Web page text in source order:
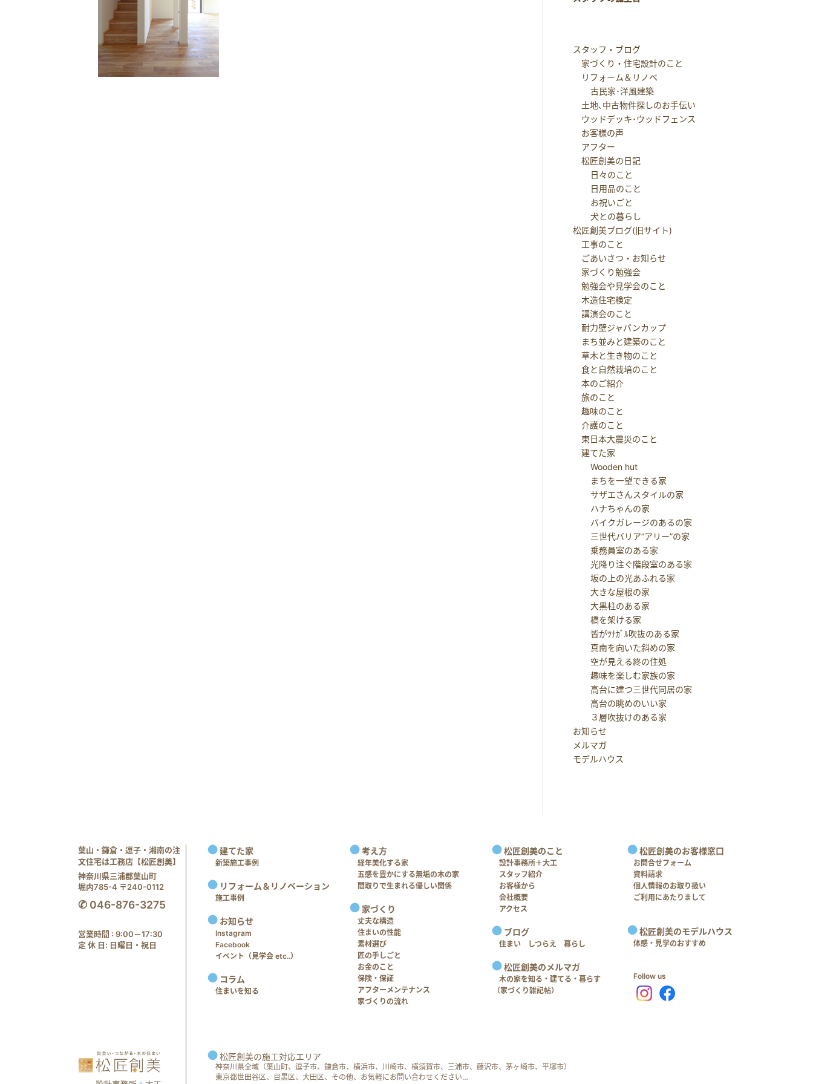
スタッフ・ブログ
家づくり・住宅設計のこと
リフォーム＆リノベ
古民家･洋風建築
土地､中古物件探しのお手伝い
ウッドデッキ･ウッドフェンス
お客様の声
アフター
松匠創美の日記
日々のこと
日用品のこと
お祝いごと
犬との暮らし
松匠創美ブログ(旧サイト)
工事のこと
ごあいさつ・お知らせ
家づくり勉強会
勉強会や見学会のこと
木造住宅検定
講演会のこと
耐力壁ジャパンカップ
まち並みと建築のこと
草木と生き物のこと
食と自然栽培のこと
本のご紹介
旅のこと
趣味のこと
介護のこと
東日本大震災のこと
建てた家
Wooden hut
まちを一望できる家
サザエさんスタイルの家
ハナちゃんの家
バイクガレージのあるの家
三世代バリア”アリー”の家
乗務員室のある家
光降り注ぐ階段室のある家
坂の上の光あふれる家
大きな屋根の家
大黒柱のある家
橋を架ける家
皆がﾂﾅｶﾞﾙ吹抜のある家
真南を向いた斜めの家
空が見える終の住処
趣味を楽しむ家族の家
高台に建つ三世代同居の家
高台の眺めのいい家
３層吹抜けのある家
お知らせ
メルマガ
モデルハウス
葉山・鎌倉・逗子・湘南の注
文住宅は工務店【松匠創美】
神奈川県三浦郡葉山町
堀内785-4 〒240-0112
✆ 046-876-3275
営業時間 : 9:00－17:30
定 休 日: 日曜日・祝日
建てた家
新築施工事例
リフォーム＆リノベーション
施工事例
お知らせ
Instagram
Facebook
イベント（見学会 etc..）
コラム
住まいを知る
考え方
経年美化する家
五感を豊かにする無垢の木の家
間取りで生まれる優しい関係
家づくり
丈夫な構造
住まいの性能
素材選び
匠の手しごと
お金のこと
保険・保証
アフターメンテナンス
家づくりの流れ
松匠創美のこと
設計事務所＋大工
スタッフ紹介
お客様から
会社概要
アクセス
ブログ
住まい しつらえ 暮らし
松匠創美のメルマガ
木の家を知る・建てる・暮らす
（家づくり雑記帖）
松匠創美のお客様窓口
お問合せフォーム
資料請求
個人情報のお取り扱い
ご利用にあたりまして
松匠創美のモデルハウス
体感・見学のおすすめ
Follow us
松匠創美の施工対応エリア
神奈川県全域（葉山町、逗子市、鎌倉市、横浜市、川崎市、横須賀市、三浦市、藤沢市、茅ヶ崎市、平塚市）
東京都世田谷区、目黒区、大田区、その他、お気軽にお問い合わせください…